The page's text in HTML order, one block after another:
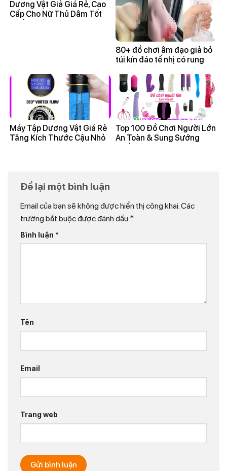
Dương Vật Giả Giá Rẻ, Cao
Cấp Cho Nữ Thủ Dâm Tốt
80+ đồ chơi âm đạo giả bỏ
túi kín đáo tế nhị có rung
Máy Tập Dương Vật Giá Rẻ
Tăng Kích Thước Cậu Nhỏ
Top 100 Đồ Chơi Người Lớn
An Toàn & Sung Sướng
Để lại một bình luận
Email của bạn sẽ không được hiển thị công khai. Các
trường bắt buộc được đánh dấu *
Bình luận *
Tên
Email
Trang web